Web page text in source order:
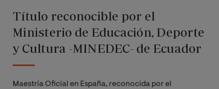
Título reconocible por el
Ministerio de Educación, Deporte
y Cultura -MINEDEC- de Ecuador
Maestría Oficial en España, reconocida por el